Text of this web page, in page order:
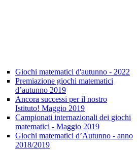
Giochi matematici d'autunno - 2022
Premiazione giochi matematici
d’autunno 2019
Ancora successi per il nostro
Istituto! Maggio 2019
Campionati internazionali dei giochi
matematici - Maggio 2019
Giochi matematici d’Autunno - anno
2018/2019